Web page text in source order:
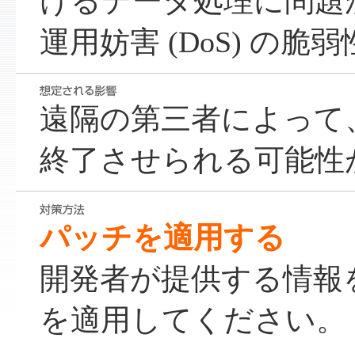
運用妨害 (DoS) の脆
遠隔の第三者によっ
終了させられる可能
パッチを適用する
開発者が提供する情
を適用してください。